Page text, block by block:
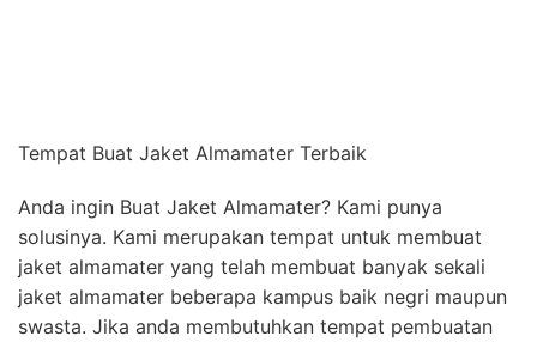
Tempat Buat Jaket Almamater Terbaik
Anda ingin Buat Jaket Almamater? Kami punya
solusinya. Kami merupakan tempat untuk membuat
jaket almamater yang telah membuat banyak sekali
jaket almamater beberapa kampus baik negri maupun
swasta. Jika anda membutuhkan tempat pembuatan